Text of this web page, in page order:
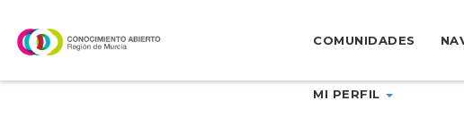
navigation
COMUNIDADES
MI PERFIL